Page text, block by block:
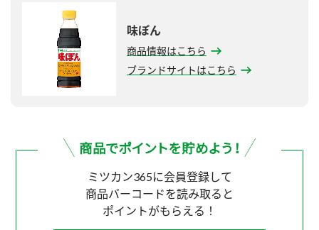
味ぽん
商品情報はこちら
ブランドサイトはこちら
ミツカン365に会員登録して
商品バーコードを読み取ると
ポイントがもらえる！